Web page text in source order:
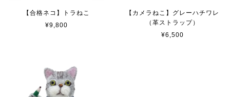
【合格ネコ】トラねこ
¥9,800
【カメラねこ】グレーハチワレ
（革ストラップ）
¥6,500